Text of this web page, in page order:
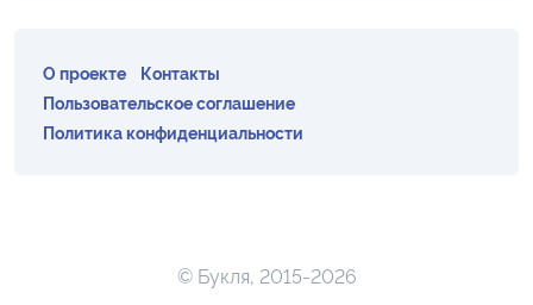
О проекте
Контакты
Пользовательское соглашение
Политика конфиденциальности
© Букля, 2015-2026